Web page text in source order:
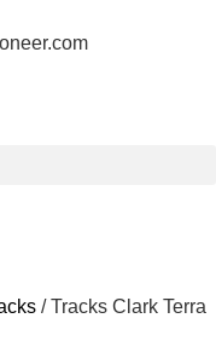
/ Tracks Clark Terra